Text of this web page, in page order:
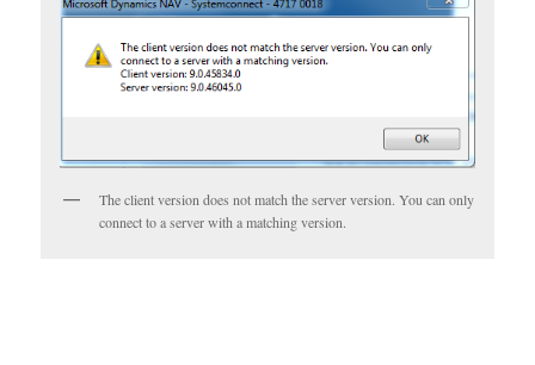
The client version does not match the server version. You can only
connect to a server with a matching version.